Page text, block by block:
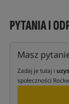
PYTANIA I
Masz
Zadaj je tutaj i
społeczności